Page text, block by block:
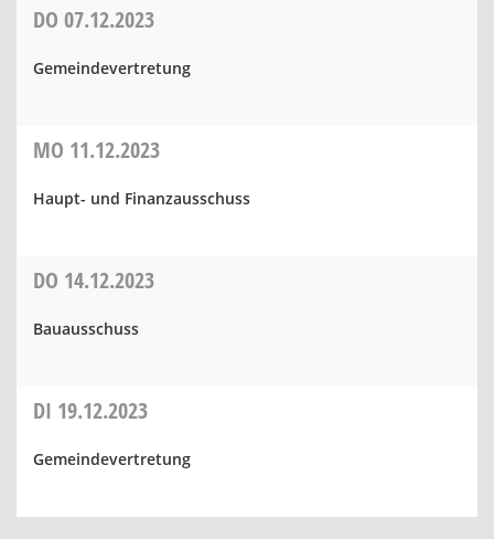
DO 07.12.2023
Gemeindevertretung
MO 11.12.2023
Haupt- und Finanzausschuss
DO 14.12.2023
Bauausschuss
DI 19.12.2023
Gemeindevertretung